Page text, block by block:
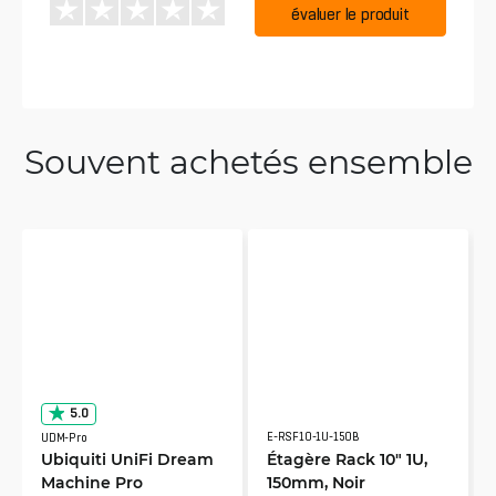
évaluer le produit
Souvent achetés ensemble
5.0
UDM-Pro
Ubiquiti UniFi Dream
Machine Pro
E-RSF10-1U-150B
Étagère Rack 10" 1U,
150mm, Noir